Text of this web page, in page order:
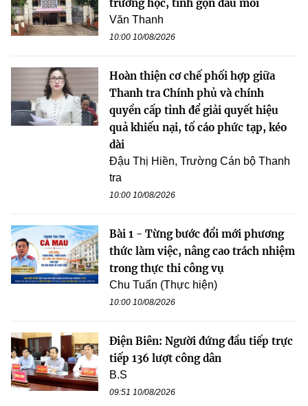
trường học, tinh gọn đầu mối
Văn Thanh
10:00 10/08/2026
Hoàn thiện cơ chế phối hợp giữa
Thanh tra Chính phủ và chính
quyền cấp tỉnh để giải quyết hiệu
quả khiếu nại, tố cáo phức tạp, kéo
dài
Đậu Thị Hiền, Trường Cán bộ Thanh
tra
10:00 10/08/2026
Bài 1 - Từng bước đổi mới phương
thức làm việc, nâng cao trách nhiệm
trong thực thi công vụ
Chu Tuấn (Thực hiện)
10:00 10/08/2026
Điện Biên: Người đứng đầu tiếp trực
tiếp 136 lượt công dân
B.S
09:51 10/08/2026